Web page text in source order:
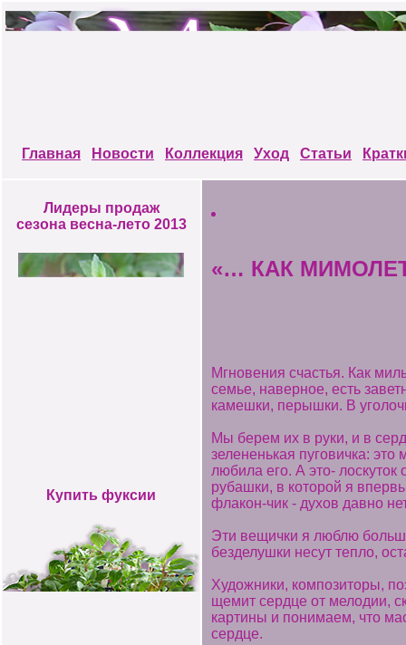
Главная Новости Коллекция Уход Статьи
Лидеры продаж
сезона весна-лето 2013
Купить фуксии
«… КАК
Мгновения счастья. Как
семье, наверное, есть
камешки, перышки. В
Мы берем их в руки, и в
зелененькая пуговичка:
любила его. А это- лоскуток
рубашки, в которой я
флакон-чик - духов давно
Эти вещички я люблю
безделушки несут тепло,
Художники, композиторы,
щемит сердце от мелодии,
картины и понимаем, что
сердце.